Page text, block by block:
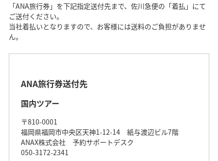
「ANA旅行券」を下記指定送付先まで、佐川急便の「着払」にて
ご送付ください。
当社着払いとなりますので、お客様には送料のご負担がありませ
ん。
ANA旅行券送付先
国内ツアー
〒810-0001
福岡県福岡市中央区天神1-12-14 紙与渡辺ビル7階
ANAX株式会社 予約サポートデスク
050-3172-2341